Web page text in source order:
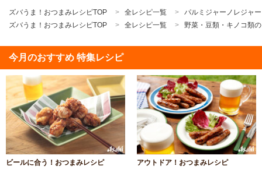
ズバうま！おつまみレシピTOP 全レシピ一覧
パルミジャーノレジャ
ズバうま！おつまみレシピTOP
全レシピ一覧 野菜・豆類・キノコ類
今月のおすすめ 特集レシピ
ビールに合う！おつまみレシピ アウトドア！おつまみレシピ